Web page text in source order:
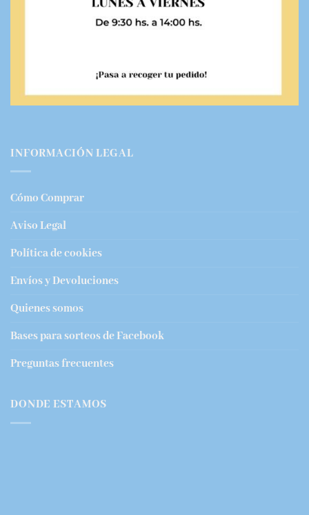
INFORMACIÓN LEGAL
Cómo Comprar
Aviso Legal
Política de cookies
Envíos y Devoluciones
Quienes somos
Bases para sorteos de Facebook
Preguntas frecuentes
DONDE ESTAMOS